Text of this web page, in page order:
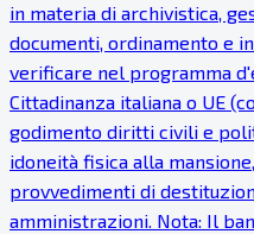
in materia di archivistica,
documenti, ordinamento e
verificare nel programma
Cittadinanza italiana o UE
godimento diritti civili e
idoneità fisica alla
provvedimenti di
amministrazioni. Nota: Il